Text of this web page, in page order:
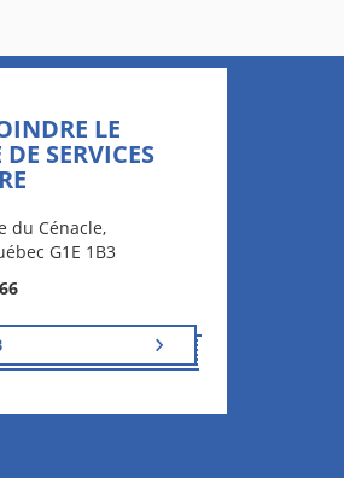
LE
SERVICES
du Cénacle,
G1E 1B3